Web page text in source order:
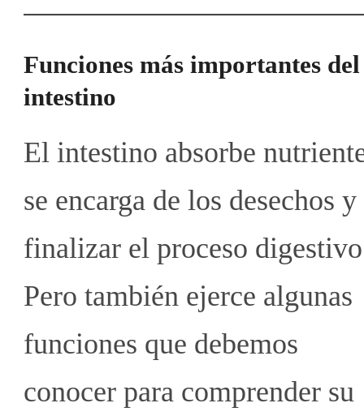
Funciones más importantes del
intestino
El intestino absorbe
se encarga de los desechos y
finalizar el proceso
Pero también ejerce algunas
funciones que debemos
conocer para comprender su